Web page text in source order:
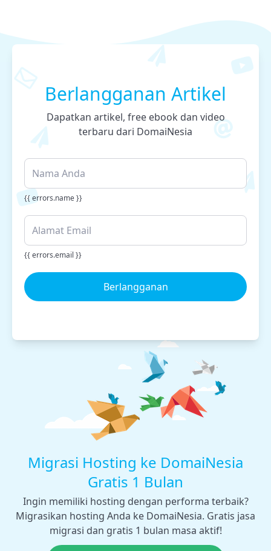
Berlangganan Artikel
Dapatkan artikel, free ebook dan video
terbaru dari DomaiNesia
{{ errors.name }}
{{ errors.email }}
Berlangganan
Migrasi Hosting ke DomaiNesia
Gratis 1 Bulan
Ingin memiliki hosting dengan performa terbaik?
Migrasikan hosting Anda ke DomaiNesia. Gratis jasa
migrasi dan gratis 1 bulan masa aktif!